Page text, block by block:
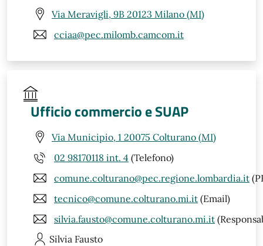
Via Meravigli, 9B 20123 Milano (MI)
cciaa@pec.milomb.camcom.it
Ufficio commercio e SUAP
Via Municipio, 1 20075 Colturano (MI)
02 98170118 int. 4 (Telefono)
comune.colturano@pec.regione.lombardia.it
tecnico@comune.colturano.mi.it (Email)
silvia.fausto@comune.colturano.mi.it
Silvia Fausto